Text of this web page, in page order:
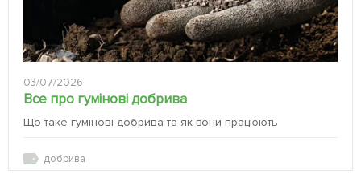
03/07/2026
Все про гумінові добрива
Що таке гумінові добрива та як вони працюють
добрива